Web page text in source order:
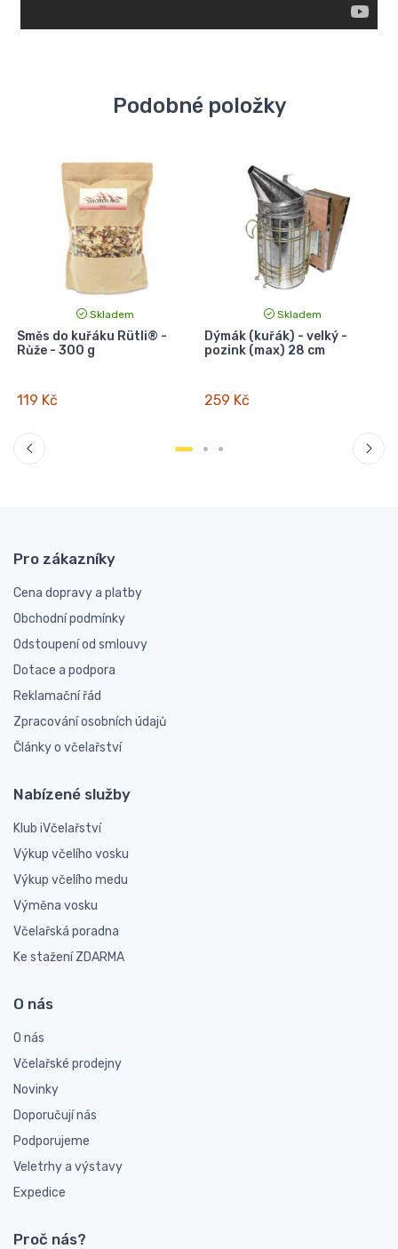
Podobné položky
Skladem
Směs do kuřáku Rütli® -
Růže - 300 g
119 Kč
Skladem
Dýmák (kuřák) - velký -
pozink (max) 28 cm
259 Kč
Pro zákazníky
Cena dopravy a platby
Obchodní podmínky
Odstoupení od smlouvy
Dotace a podpora
Reklamační řád
Zpracování osobních údajů
Články o včelařství
Nabízené služby
Klub iVčelařství
Výkup včelího vosku
Výkup včelího medu
Výměna vosku
Včelařská poradna
Ke stažení ZDARMA
O nás
O nás
Včelařské prodejny
Novinky
Doporučují nás
Podporujeme
Veletrhy a výstavy
Expedice
Proč nás?